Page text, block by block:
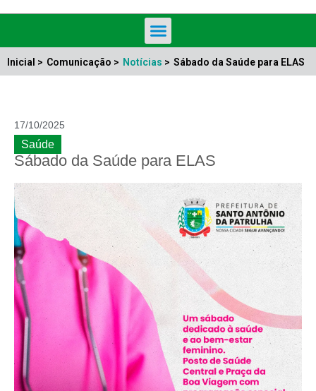
Inicial > Comunicação > Notícias > Sábado da Saúde para ELAS
17/10/2025
Saúde
Sábado da Saúde para ELAS